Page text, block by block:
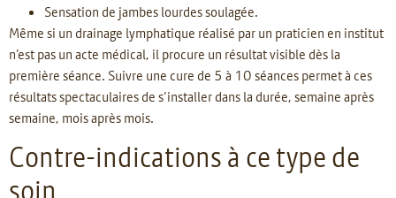
Sensation de jambes lourdes soulagée.
Même si un drainage lymphatique réalisé par un praticien en institut
n’est pas un acte médical, il procure un résultat visible dès la
première séance. Suivre une cure de 5 à 10 séances permet à ces
résultats spectaculaires de s’installer dans la durée, semaine après
semaine, mois après mois.
Contre-indications à ce type de
soin